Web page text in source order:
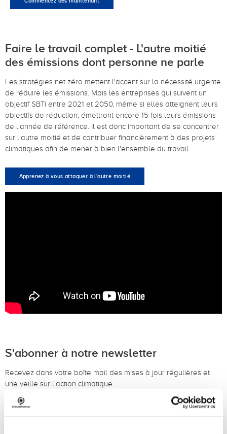
Faire le travail complet - L'autre moitié
des émissions dont personne ne parle
Les stratégies net zéro mettent l'accent sur la nécessité urgente
de réduire les émissions. Mais les entreprises qui suivent un
objectif SBTi entre 2021 et 2050, même si elles atteignent leurs
objectifs de réduction, émettront encore 15 fois leurs émissions
de l'année de référence. Il est donc important de se concentrer
sur l'autre moitié et de contribuer financièrement à des projets
climatiques afin de mener à bien l'ensemble du travail.
Apprenez à vous attaquer à l'autre moitié
S'abonner à notre newsletter
Recevez dans votre boîte mail des mises à jour régulières et
une veille sur l'action climatique.
S'abonner à notre newsletter (en anglais)